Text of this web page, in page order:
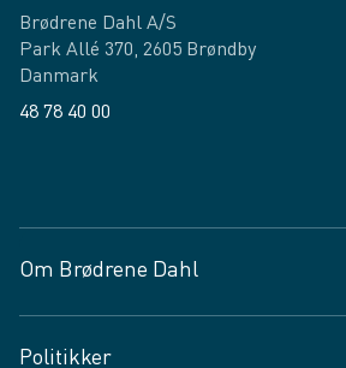
Brødrene Dahl A/S
Park Allé 370, 2605 Brøndby
Danmark
48 78 40 00
Om Brødrene Dahl
Politikker